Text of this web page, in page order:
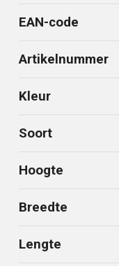
EAN-code
Artikelnummer
Kleur
Soort
Hoogte
Breedte
Lengte